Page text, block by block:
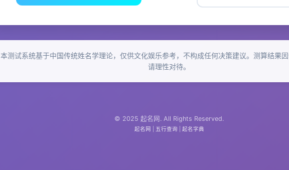
本测试系统基于中国传统姓名学理论，仅供文化娱乐参考，不构成任何决策建议。测算结果因
请理性对待。
© 2025 起名网. All Rights Reserved.
起名网 五行查询 起名字典